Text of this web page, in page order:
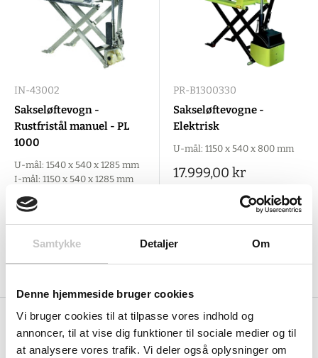
Samtykke Detaljer Om
Denne hjemmeside bruger cookies
Vi bruger cookies til at tilpasse vores indhold og
annoncer, til at vise dig funktioner til sociale medier og til
at analysere vores trafik. Vi deler også oplysninger om
IN-43002
Sakseløftevogn -
Rustfristål manuel - PL
1000
U-mål: 1540 x 540 x 1285 mm
I-mål: 1150 x 540 x 1285 mm
Salgspris
23.629,00 kr
(29.536,25 krinkl. moms )
Tilføj til indkøbskurv
PR-B1300330
Sakseløftevogne -
Elektrisk
U-mål: 1150 x 540 x 800 mm
Salgspris
17.999,00 kr
Tilføj til indkøbskurv
Skån din ryg med sakseløftevogn